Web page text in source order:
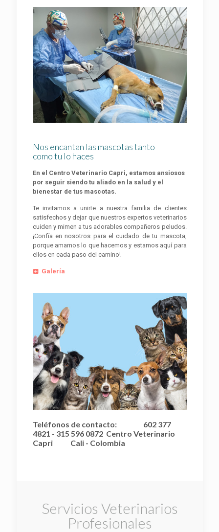
Nos encantan las mascotas tanto
como tu lo haces
En el Centro Veterinario Capri, estamos ansiosos
por seguir siendo tu aliado en la salud y el
bienestar de tus mascotas.
Te invitamos a unirte a nuestra familia de clientes
satisfechos y dejar que nuestros expertos veterinarios
cuiden y mimen a tus adorables compañeros peludos.
¡Confía en nosotros para el cuidado de tu mascota,
porque amamos lo que hacemos y estamos aquí para
ellos en cada paso del camino!
Galería
Teléfonos de contacto: 602 377
4821 - 315 596 0872 Centro Veterinario
Capri Cali - Colombia
Servicios Veterinarios
Profesionales